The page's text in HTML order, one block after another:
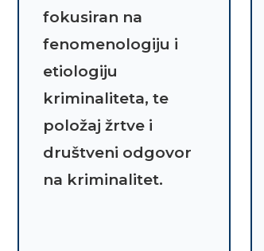
fokusiran na
fenomenologiju i
etiologiju
kriminaliteta, te
položaj žrtve i
društveni odgovor
na kriminalitet.